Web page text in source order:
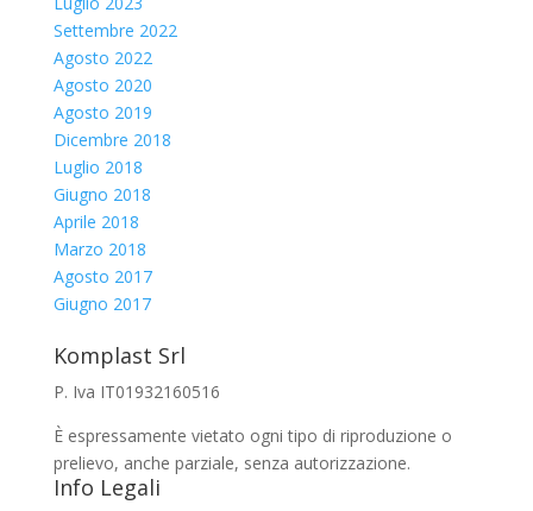
Settembre 2022
Agosto 2022
Agosto 2020
Agosto 2019
Dicembre 2018
Luglio 2018
Giugno 2018
Aprile 2018
Marzo 2018
Agosto 2017
Giugno 2017
Komplast Srl
P. Iva IT01932160516
È espressamente vietato ogni tipo di riproduzione o
prelievo, anche parziale, senza autorizzazione.
Info Legali